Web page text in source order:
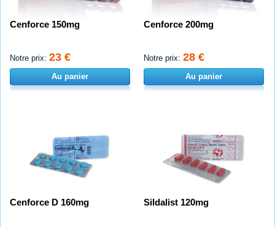
Cenforce 150mg
Notre prix: 23 €
Au panier
Cenforce 200mg
Notre prix: 28 €
Au panier
Cenforce D 160mg Sildalist 120mg